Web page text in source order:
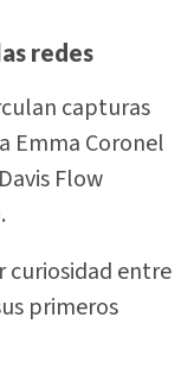
redes
capturas
Emma Coronel
Flow
curiosidad entre
primeros